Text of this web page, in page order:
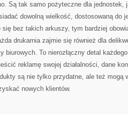
Są tak samo pożyteczne dla jednostek,
dowolną wielkość, dostosowaną do
się bez takich arkuszy, tym bardziej
drukarnia zajmie się również dla
biurowych. To nierozłączny detal
reklamę swojej działalności, dane
są nie tylko przydatne, ale też mogą
nowych klientów.